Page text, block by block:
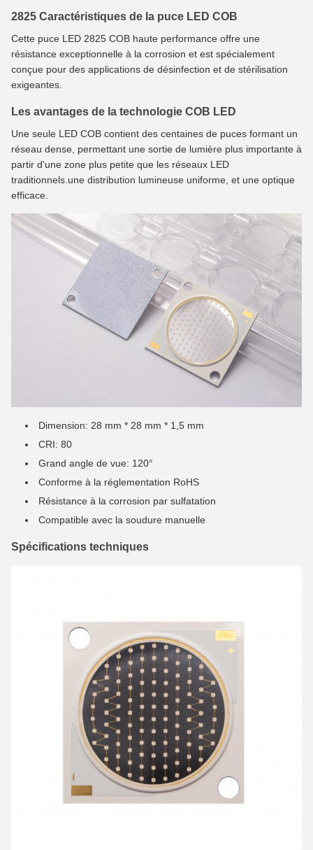
2825 Caractéristiques de la puce LED COB
Cette puce LED 2825 COB haute performance offre une
résistance exceptionnelle à la corrosion et est spécialement
conçue pour des applications de désinfection et de stérilisation
exigeantes.
Les avantages de la technologie COB LED
Une seule LED COB contient des centaines de puces formant un
réseau dense, permettant une sortie de lumière plus importante à
partir d'une zone plus petite que les réseaux LED
traditionnels.une distribution lumineuse uniforme, et une optique
efficace.
Dimension: 28 mm * 28 mm * 1,5 mm
CRI: 80
Grand angle de vue: 120°
Conforme à la réglementation RoHS
Résistance à la corrosion par sulfatation
Compatible avec la soudure manuelle
Spécifications techniques